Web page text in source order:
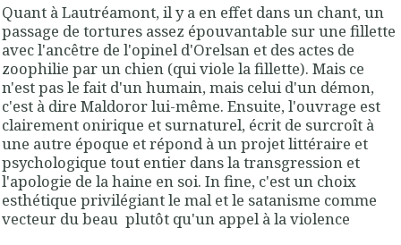
Quant à Lautréamont, il y a en effet dans un chant, un
passage de tortures assez épouvantable sur une fillette
avec l'ancêtre de l'opinel d'Orelsan et des actes de
zoophilie par un chien (qui viole la fillette). Mais ce
n'est pas le fait d'un humain, mais celui d'un démon,
c'est à dire Maldoror lui-même. Ensuite, l'ouvrage est
clairement onirique et surnaturel, écrit de surcroît à
une autre époque et répond à un projet littéraire et
psychologique tout entier dans la transgression et
l'apologie de la haine en soi. In fine, c'est un choix
esthétique privilégiant le mal et le satanisme comme
vecteur du beau plutôt qu'un appel à la violence